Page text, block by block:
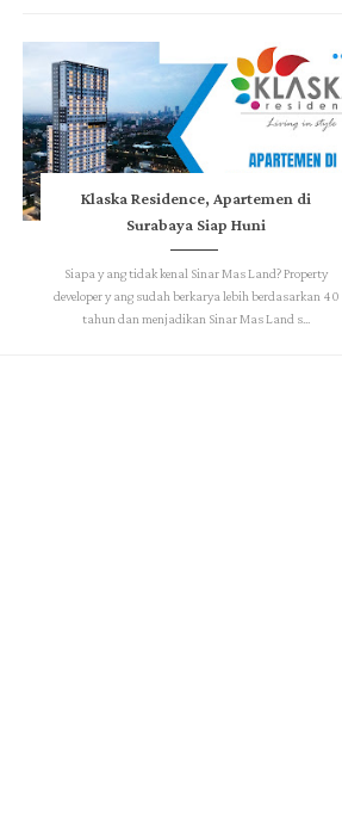
Klaska Residence, Apartemen di
Surabaya Siap Huni
Siapa y ang tidak kenal Sinar Mas Land? Property
developer y ang sudah berkarya lebih berdasarkan 40
tahun dan menjadikan Sinar Mas Land s...